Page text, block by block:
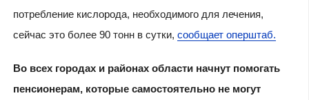
потребление кислорода, необходимого для лечения,
сейчас это более 90 тонн в сутки, сообщает оперштаб.
Во всех городах и районах области начнут помогать
пенсионерам, которые самостоятельно не могут